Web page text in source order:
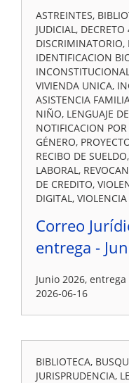
ASTREINTES,
JUDICIAL,
DISCRIMINATORIO,
IDENTIFICACION
VIVIENDA UNICA,
ASISTENCIA
NIÑO, LENGUAJE
NOTIFICACION POR
GÉNERO,
RECIBO DE
LABORAL,
DE CREDITO,
DIGITAL,
Correo
entrega -
Junio 2026, entrega
2026-06-16
BIBLIOTECA,
JURISPRUDENCIA,